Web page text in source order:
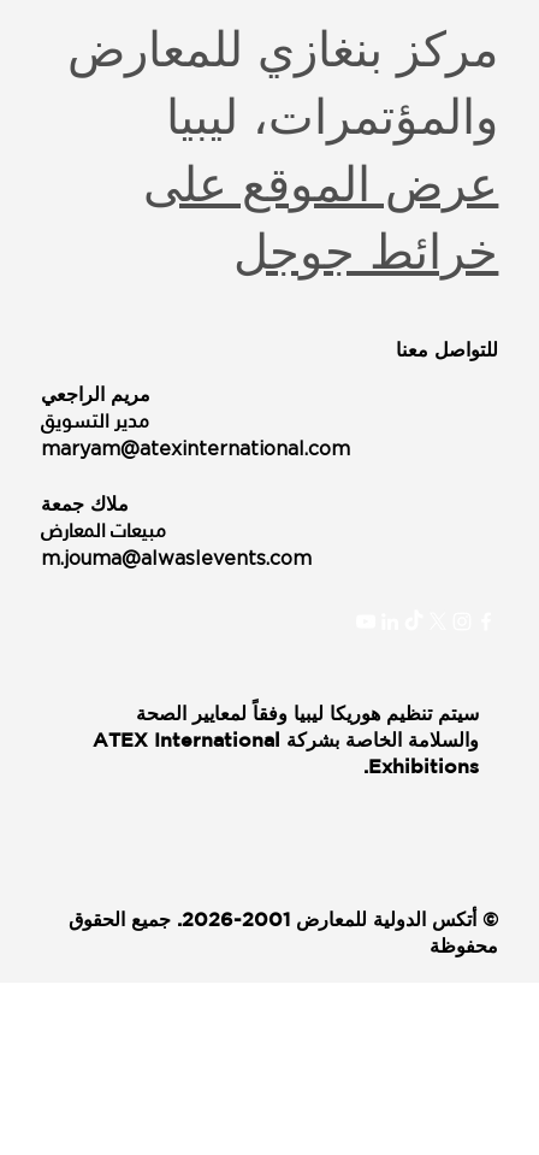
مركز بنغازي للمعارض
والمؤتمرات، ليبيا
عرض الموقع على
خرائط جوجل
للتواصل معنا
مريم الراجعي
مدير التسويق
maryam@atexinternational.com
ملاك جمعة
مبيعات المعارض
m.jouma@alwaslevents.com
سيتم تنظيم هوريكا ليبيا وفقاً لمعايير الصحة
والسلامة الخاصة بشركة ATEX International
Exhibitions.
© أتكس الدولية للمعارض 2001-2026. جميع الحقوق
محفوظة